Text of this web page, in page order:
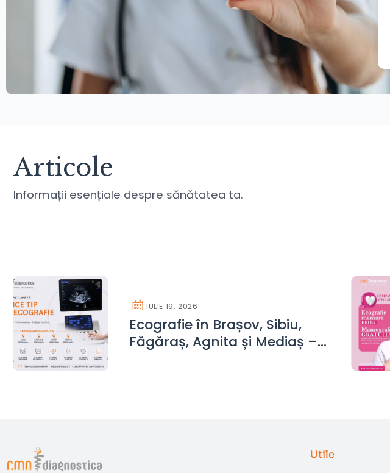
Articole
Informații esențiale despre sănătatea ta.
IULIE 19. 2026
Ecografie în Brașov, Sibiu,
Făgăraș, Agnita și Mediaș –
Utile